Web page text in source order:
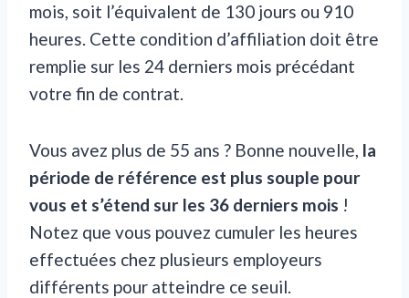
mois, soit l’équivalent de 130 jours ou 910
heures. Cette condition d’affiliation doit être
remplie sur les 24 derniers mois précédant
votre fin de contrat.
Vous avez plus de 55 ans ? Bonne nouvelle, la
période de référence est plus souple pour
vous et s’étend sur les 36 derniers mois !
Notez que vous pouvez cumuler les heures
effectuées chez plusieurs employeurs
différents pour atteindre ce seuil.